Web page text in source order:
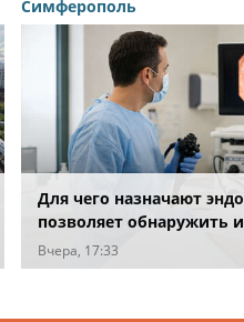
Симферополь
Для чего назначают
позволяет обнаружить
Вчера, 17:33